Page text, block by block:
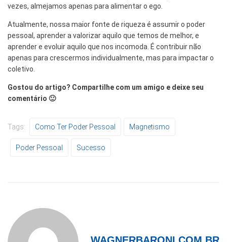
vezes, almejamos apenas para alimentar o ego.
Atualmente, nossa maior fonte de riqueza é assumir o poder
pessoal, aprender a valorizar aquilo que temos de melhor, e
aprender e evoluir aquilo que nos incomoda. É contribuir não
apenas para crescermos individualmente, mas para impactar o
coletivo.
Gostou do artigo? Compartilhe com um amigo e deixe seu
comentário 🙂
Tags: Como Ter Poder Pessoal Magnetismo
Poder Pessoal Sucesso